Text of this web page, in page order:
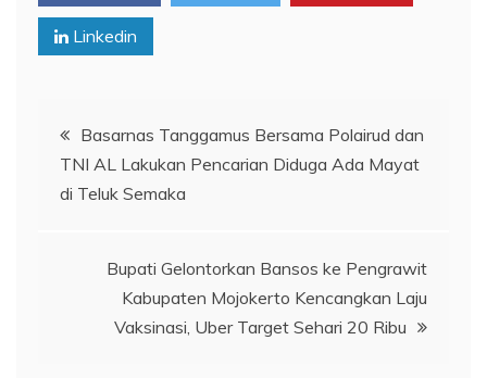
Linkedin
Navigasi
pos
Basarnas Tanggamus Bersama Polairud dan
TNI AL Lakukan Pencarian Diduga Ada Mayat
di Teluk Semaka
Bupati Gelontorkan Bansos ke Pengrawit
Kabupaten Mojokerto Kencangkan Laju
Vaksinasi, Uber Target Sehari 20 Ribu